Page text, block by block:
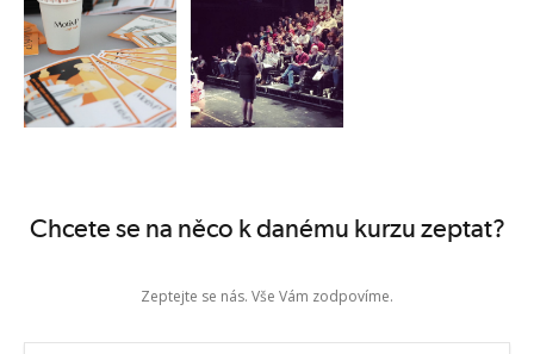
Chcete se na něco k danému kurzu zeptat?
Zeptejte se nás. Vše Vám zodpovíme.